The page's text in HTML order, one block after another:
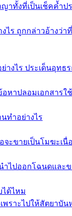
ทั้งที่เป็นเช็คค้ำป
ไร ถูกกล่าวอ้างว่
างไร ประเด็นอุทธ
าปลอมเอกสารใ
ทำอย่างไร
ขายเป็นโมฆะเนื่
ไปออกโฉนดและ
ได้ไหม
ราะไปให้สัตยาบัน